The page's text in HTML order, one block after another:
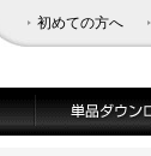
初めての方へ